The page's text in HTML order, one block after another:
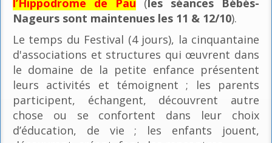
Nageurs sont maintenues les 11 & 12/10).
Le temps du Festival (4 jours), la cinquantaine
d'associations et structures qui œuvrent dans
le domaine de la petite enfance présentent
leurs activités et témoignent ; les parents
participent, échangent, découvrent autre
chose ou se confortent dans leur choix
d’éducation, de vie ; les enfants jouent,